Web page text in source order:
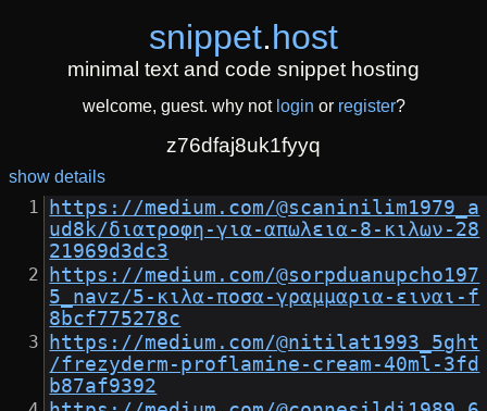
snippet.host
minimal text and code snippet hosting
welcome, guest. why not login or register?
z76dfaj8uk1fyyq
show details
https://medium.com/@scaninilim1979_a
ud8k/διατροφη-για-απωλεια-8-κιλων-28
21969d3dc3
https://medium.com/@sorpduanupcho197
5_navz/5-κιλα-ποσα-γραμμαρια-ειναι-f
8bcf775278c
https://medium.com/@nitilat1993_5ght
/frezyderm-proflamine-cream-40ml-3fd
b87af9392